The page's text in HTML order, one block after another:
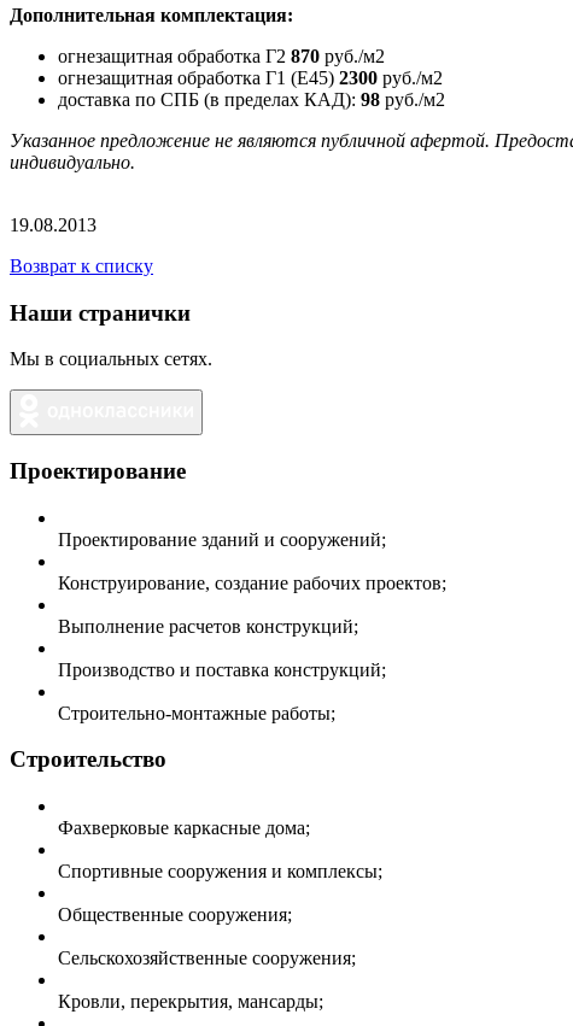
Дополнительная комплектация:
огнезащитная обработка Г2 870 руб./м2
огнезащитная обработка Г1 (Е45) 2300 руб./м2
доставка по СПБ (в пределах КАД): 98 руб./м2
Указанное предложение не являются публичной афертой.
индивидуально.
19.08.2013
Возврат к списку
Наши странички
Мы в социальных сетях.
Проектирование
Проектирование зданий и сооружений;
Конструирование, создание рабочих проектов;
Выполнение расчетов конструкций;
Производство и поставка конструкций;
Строительно-монтажные работы;
Строительство
Фахверковые каркасные дома;
Спортивные сооружения и комплексы;
Общественные сооружения;
Сельскохозяйственные сооружения;
Кровли, перекрытия, мансарды;